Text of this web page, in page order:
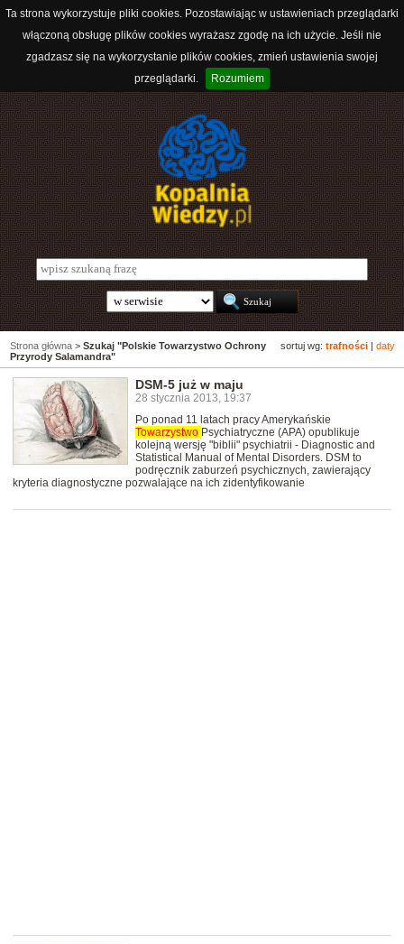
Ta strona wykorzystuje pliki cookies. Pozostawiając w ustawieniach przeglądarki
włączoną obsługę plików cookies wyrażasz zgodę na ich użycie. Jeśli nie
zgadzasz się na wykorzystanie plików cookies, zmień ustawienia swojej
przeglądarki.
Rozumiem
sortuj wg: trafności daty
Strona główna > Szukaj "Polskie Towarzystwo Ochrony
Przyrody Salamandra"
DSM-5 już w maju
28 stycznia 2013, 19:37
Po ponad 11 latach pracy Amerykańskie
Towarzystwo Psychiatryczne (APA) opublikuje
kolejną wersję "biblii" psychiatrii - Diagnostic and
Statistical Manual of Mental Disorders. DSM to
podręcznik zaburzeń psychicznych, zawierający
kryteria diagnostyczne pozwalające na ich zidentyfikowanie